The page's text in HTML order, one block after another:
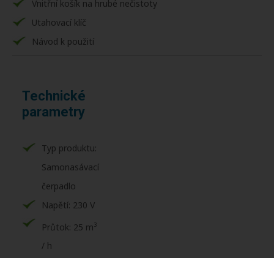
Vnitřní košík na hrubé nečistoty
Utahovací klíč
Návod k použití
Technické
parametry
Typ produktu:
Samonasávací
čerpadlo
Napětí: 230 V
Průtok: 25 m3
/ h